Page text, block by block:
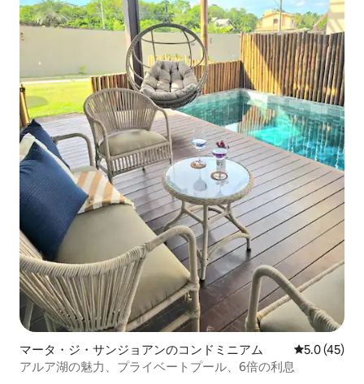
マータ・ジ・サンジョアンのコンドミニアム レビュー45
5.0 (45)
アルア湖の魅力、プライベートプール、6倍の利息